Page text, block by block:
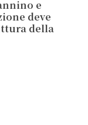
e
deve
della